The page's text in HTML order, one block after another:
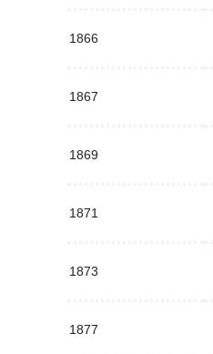
1866
1867
1869
1871
1873
1877